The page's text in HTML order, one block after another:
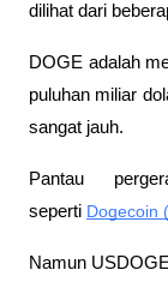
dilihat dari
DOGE adalah
puluhan miliar
sangat jauh.
Pantau
seperti Dogecoin
Namun